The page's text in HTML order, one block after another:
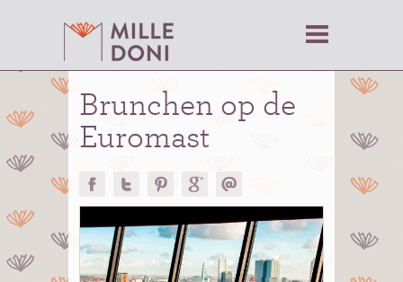
Brunchen op de
Euromast